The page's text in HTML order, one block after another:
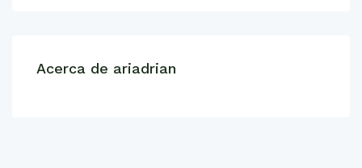
Acerca de ariadrian